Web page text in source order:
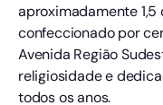
aproximadamente
confeccionado por
Avenida Região
religiosidade e
todos os anos.